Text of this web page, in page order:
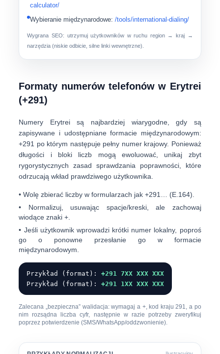
calculator/
Wybieranie międzynarodowe:/tools/international-dialing/
Wygrana SEO: utrzymuj użytkowników w ruchu region → kraj →
narzędzia (niskie odbicie, silne linki wewnętrzne).
Formaty numerów telefonów w Erytrei
(+291)
Numery Erytrei są najbardziej wiarygodne, gdy są
zapisywane i udostępnianeformacie międzynarodowym:
+291 po którym następuje pełny numer krajowy. Ponieważ
długości i bloki liczb mogą ewoluować, unikaj zbyt
rygorystycznych zasad sprawdzania poprawności, które
odrzucają wkład prawdziwego użytkownika.
• Wolę zbierać liczby w formularzach jak+291…
(E.164).
• Normalizuj, usuwając spacje/kreski, ale zachowaj
wiodące znaki+
• Jeśli użytkownik wprowadzi krótki numer lokalny, poproś
go o ponowne przesłanie go w formacie
międzynarodowym.
Przykład (format):+291 7XX XXX XXX
Przykład (format):+291 1XX XXX XXX
Zalecana „bezpieczna” walidacja: wymagaj a +, kod kraju291, a po
nim rozsądna liczba cyfr, następnie w razie potrzeby zweryfikuj
poprzez potwierdzenie (SMS/WhatsApp/oddzwonienie).